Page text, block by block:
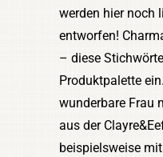
werden hier noch
entworfen!
– diese
Produktpalette
wunderbare Frau
aus der
beispielsweise